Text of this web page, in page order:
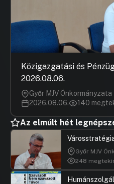
Közigazgatási és
2026.08.06.
Győr MJV Önkormányzata
2026.08.06.
140
Az elmúlt hét
Győr MJV
248